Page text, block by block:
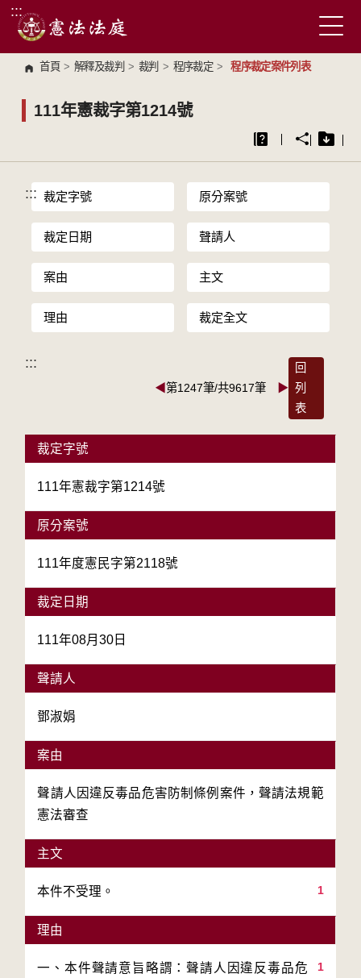
跳到主要內容區塊
:::
首頁 > 解釋及裁判 > 裁判 > 程序裁定 > 程序裁定案件列表
111年憲裁字第1214號
::: 裁定字號 原分案號
裁定日期 聲請人
案由 主文
理由 裁定全文
:::
◀第1247筆/共9617筆 ▶
回
列
表
裁定字號
111年憲裁字第1214號
原分案號
111年度憲民字第2118號
裁定日期
111年08月30日
聲請人
鄧淑娟
案由
聲請人因違反毒品危害防制條例案件，聲請法規範
憲法審查
主文
1
本件不受理。
理由
1
一、本件聲請意旨略謂：聲請人因違反毒品危